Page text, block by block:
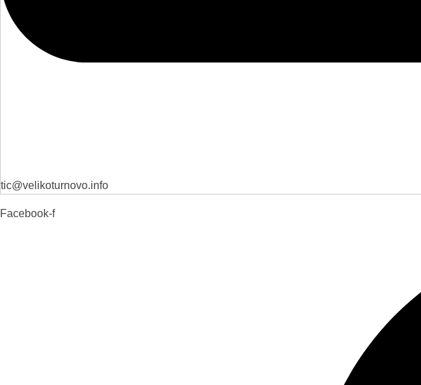
tic@velikoturnovo.info
Facebook-f